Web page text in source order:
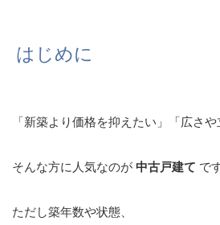
はじめに
「新築より価格を抑えたい」「広さや
そんな方に人気なのが 中古戸建て で
ただし築年数や状態、